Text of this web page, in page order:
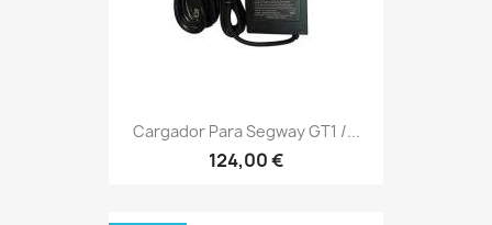
Cargador Para Segway GT1 /...
124,00 €